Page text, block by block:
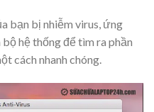
bạn bị nhiễm virus, ứng
hệ thống để tìm ra phần
cách nhanh chóng.